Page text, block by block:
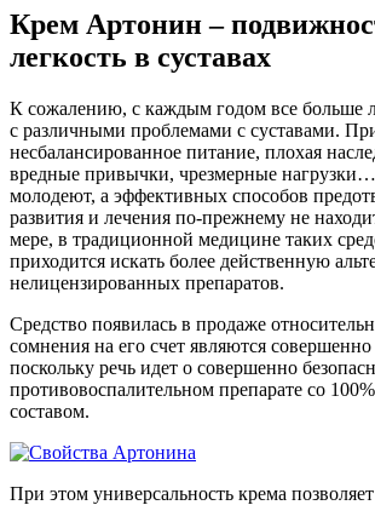
Крем Артонин –
легкость в суставах
К сожалению, с каждым годом все больше
с различными проблемами с суставами.
несбалансированное питание, плохая
вредные привычки, чрезмерные
молодеют, а эффективных способов
развития и лечения по-прежнему не
мере, в традиционной медицине таких
приходится искать более действенную
нелицензированных препаратов.
Средство появилась в продаже
сомнения на его счет являются
поскольку речь идет о совершенно
противовоспалительном препарате со
составом.
При этом универсальность крема